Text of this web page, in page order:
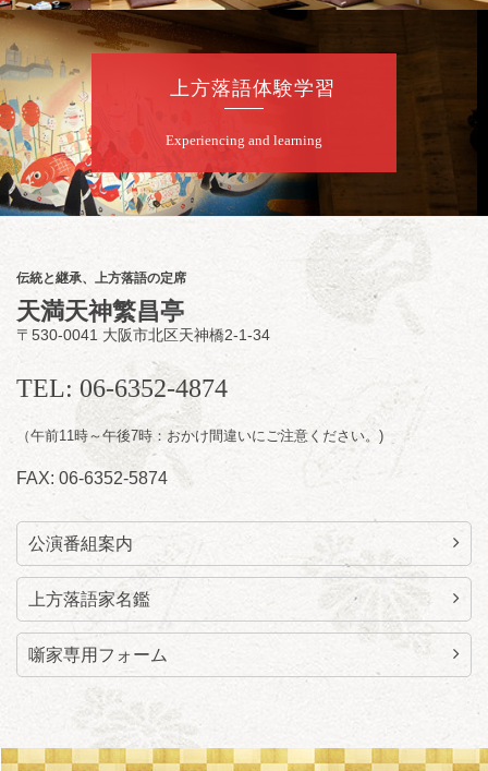
じ（似顔絵）／桂米之助／桂文太～仲入～露
の眞／笑福亭仁福／幸助福助（漫才）／桂春
★菟道亭配信あり
夜
小痴楽・三語のさるごりら落語会 2026
開演：午後6時（5時30分開場）全席指定
前売3,500円 当日4,000円
お問合せ：FANYチケット 0570-550-
100(10:00～19:00受付)
上方落語体験学習
Experiencing and learning
伝統と継承、上方落語の定席
天満天神繁昌亭
〒530-0041 大阪市北区天神橋2-1-34
TEL: 06-6352-4874
（午前11時～午後7時：おかけ間違いにご注意ください。)
FAX: 06-6352-5874
公演番組案内
上方落語家名鑑
噺家専用フォーム